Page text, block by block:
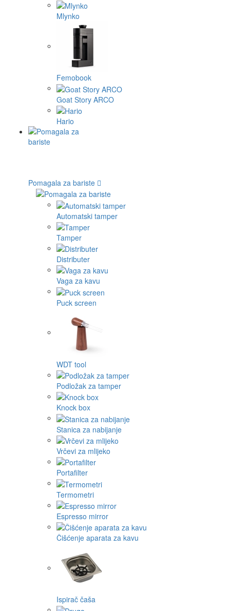
Mlynko
Femobook
Goat Story ARCO
Hario
Pomagala za bariste
Automatski tamper
Tamper
Distributer
Vaga za kavu
Puck screen
WDT tool
Podložak za tamper
Knock box
Stanica za nabijanje
Vrčevi za mlijeko
Portafilter
Termometri
Espresso mirror
Čišćenje aparata za kavu
Ispirač čaša